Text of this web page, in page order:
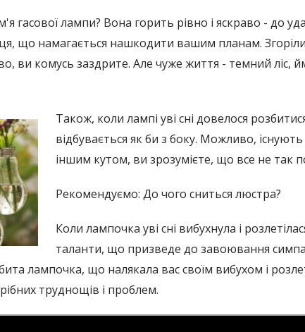
гасової лампи? Вона горить рівно і яскраво - до
що намагається нашкодити вашим планам.
ви комусь заздрите. Але чуже життя - темний ліс,
Також, коли лампі уві сні довелося
відбувається як би з боку. Можливо,
іншим кутом, ви зрозумієте, що все не так
Рекомендуємо: До чого сниться люстра?
Коли лампочка уві сні вибухнула і
таланти, що призведе до завоювання
лампочка, що налякала вас своїм вибухом і
труднощів і проблем.